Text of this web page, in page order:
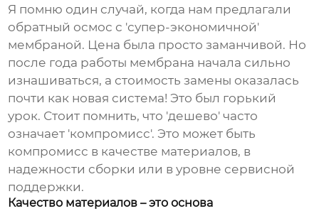
Я помню один случай, когда нам предлагали
обратный осмос с 'супер-экономичной'
мембраной. Цена была просто заманчивой. Но
после года работы мембрана начала сильно
изнашиваться, а стоимость замены оказалась
почти как новая система! Это был горький
урок. Стоит помнить, что 'дешево' часто
означает 'компромисс'. Это может быть
компромисс в качестве материалов, в
надежности сборки или в уровне сервисной
поддержки.
Качество материалов – это основа